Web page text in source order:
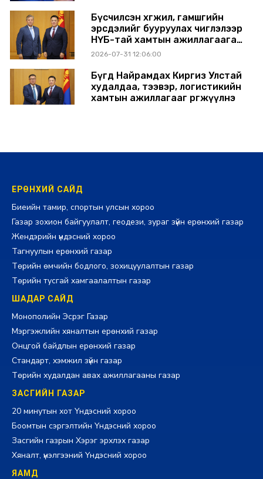
Бүсчилсэн хөгжил, гамшгийн
эрсдэлийг бууруулах чиглэлээр
НҮБ-тай хамтын ажиллагаагаа
өргөжүүлэхээр санал солилцлоо
2026-07-31 12:06:00
Бүгд Найрамдах Киргиз Улстай
худалдаа, тээвэр, логистикийн
хамтын ажиллагааг өргөжүүлнэ
ЕРӨНХИЙ САЙД
Биеийн тамир, спортын улсын хороо
Газар зохион байгуулалт, геодези, зураг зүйн ерөнхий газар
Жендэрийн үндэсний хороо
Тагнуулын ерөнхий газар
Төрийн өмчийн бодлого, зохицуулалтын газар
Төрийн тусгай хамгаалалтын газар
ШАДАР САЙД
Монополийн Эсрэг Газар
Мэргэжлийн хяналтын ерөнхий газар
Онцгой байдлын ерөнхий газар
Стандарт, хэмжил зүйн газар
Төрийн худалдан авах ажиллагааны газар
ЗАСГИЙН ГАЗАР
20 минутын хот Үндэсний хороо
Боомтын сэргэлтийн Үндэсний хороо
Засгийн газрын Хэрэг эрхлэх газар
Хяналт, үнэлгээний Үндэсний хороо
ЯАМД